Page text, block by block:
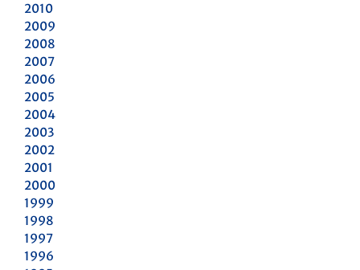
2010
2009
2008
2007
2006
2005
2004
2003
2002
2001
2000
1999
1998
1997
1996